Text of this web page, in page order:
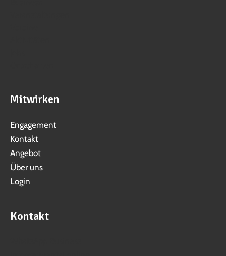
Mitwirken
Engagement
Kontakt
Angebot
Über uns
Login
Kontakt